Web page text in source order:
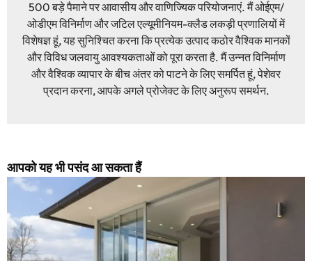
500 बड़े पैमाने पर आवासीय और वाणिज्यिक परियोजनाएं. मैं ओईएम/
ओडीएम विनिर्माण और जटिल एल्यूमीनियम-क्लैड लकड़ी प्रणालियों में
विशेषज्ञ हूं, यह सुनिश्चित करना कि प्रत्येक उत्पाद कठोर वैश्विक मानकों
और विविध जलवायु आवश्यकताओं को पूरा करता है. मैं उन्नत विनिर्माण
और वैश्विक व्यापार के बीच अंतर को पाटने के लिए समर्पित हूं, पेशेवर
प्रदान करना, आपके अगले प्रोजेक्ट के लिए अनुरूप समर्थन.
आपको यह भी पसंद आ सकता हैं